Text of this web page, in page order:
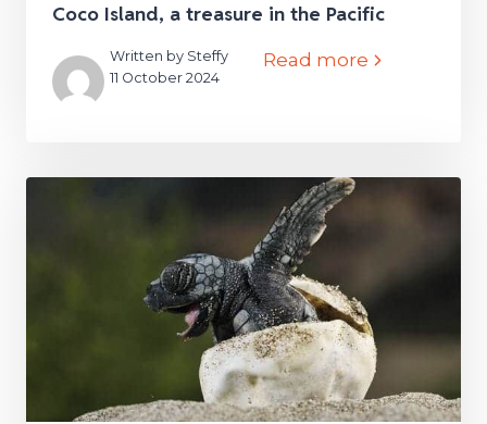
Coco Island, a treasure in the Pacific
Written by Steffy
11 October 2024
Read more